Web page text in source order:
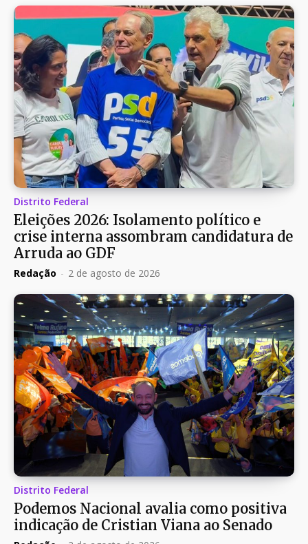
Distrito Federal
Eleições 2026: Isolamento político e
crise interna assombram candidatura de
Arruda ao GDF
Redação - 2 de agosto de 2026
Distrito Federal
Podemos Nacional avalia como positiva
indicação de Cristian Viana ao Senado